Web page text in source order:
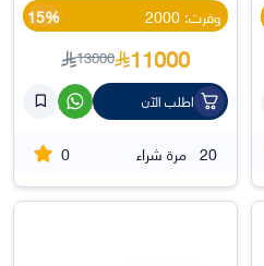
وفرت: 2000 15%
11000
13000
اطلب الآن
20 مرة شراء 0